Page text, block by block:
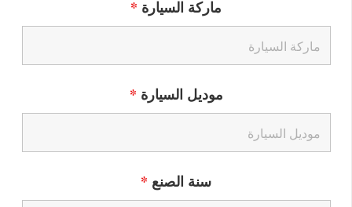
ماركة السيارة *
موديل السيارة *
سنة الصنع *